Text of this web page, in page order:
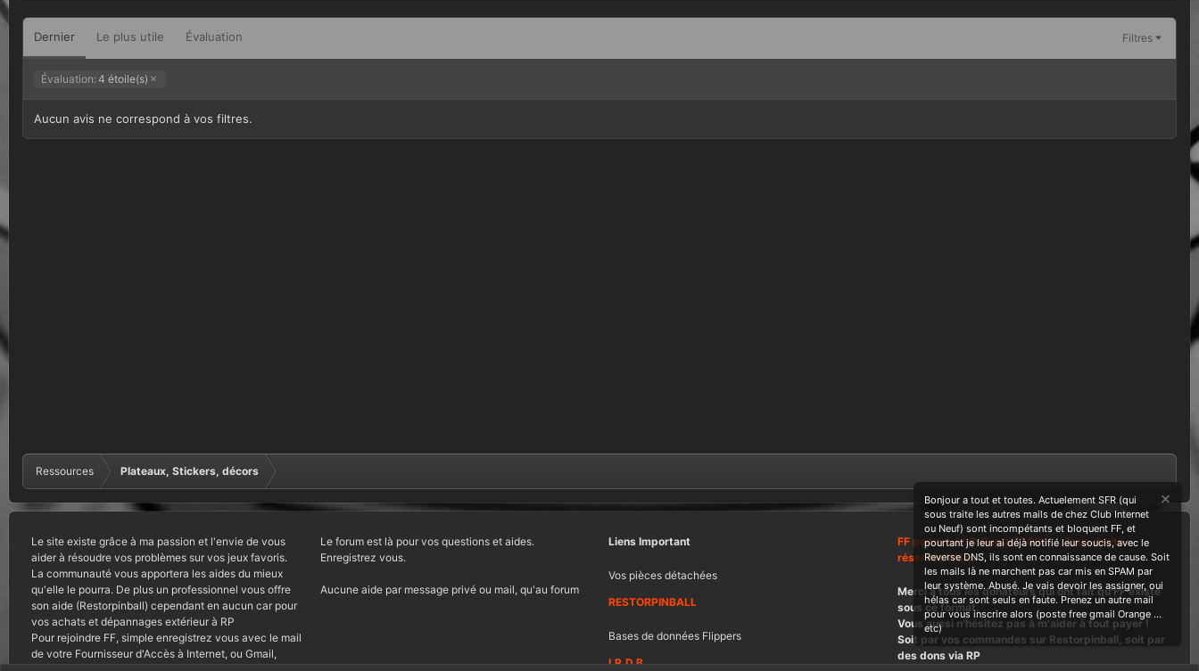
Dernier Le plus utile Évaluation Filtres
Évaluation:4 étoile(s)
Aucun avis ne correspond à vos filtres.
Ressources Plateaux, Stickers, décors
Le site existe grâce à ma passion et l'envie de vous
aider à résoudre vos problèmes sur vos jeux favoris.
La communauté vous apportera les aides du mieux
qu'elle le pourra. De plus un professionnel vous offre
son aide (Restorpinball) cependant en aucun car pour
vos achats et dépannages extérieur à RP
Pour rejoindre FF, simple enregistrez vous avec le mail
de votre Fournisseur d'Accès à Internet, ou Gmail,
Le forum est là pour vos questions et aides.
Enregistrez vous.
Aucune aide par message privé ou mail, qu'au forum
Liens Important
Vos pièces détachées
RESTORPINBALL
Bases de données Flippers
I.P.D.B
FF powered ! © Depuis 2004 ....Tous droits
réservés Wdes
Merci à tous les donateurs qui ont fait qu'FF existe
sous ce format.
Vous aussi n'hésitez pas à m'aider à tout payer !
Soit par vos commandes sur Restorpinball, soit par
des dons via RP
Bonjour a tout et toutes. Actuelement SFR (qui
sous traite les autres mails de chez Club Internet
ou Neuf) sont incompétants et bloquent FF, et
pourtant je leur ai déjà notifié leur soucis, avec le
Reverse DNS, ils sont en connaissance de cause. Soit
les mails là ne marchent pas car mis en SPAM par
leur système. Abusé. Je vais devoir les assigner, oui
hélas car sont seuls en faute. Prenez un autre mail
pour vous inscrire alors (poste free gmail Orange ...
etc)